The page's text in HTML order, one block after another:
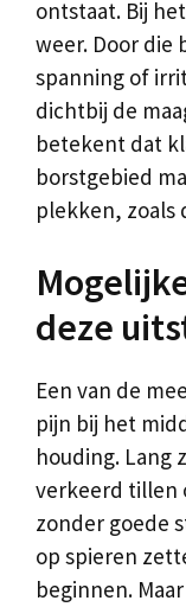
ontstaat. Bij
weer. Door die
spanning of
dichtbij de
betekent dat
borstgebied
plekken, zoals
deze
Een van de
pijn bij het
houding. Lang
verkeerd tillen
zonder goede
op spieren
beginnen.